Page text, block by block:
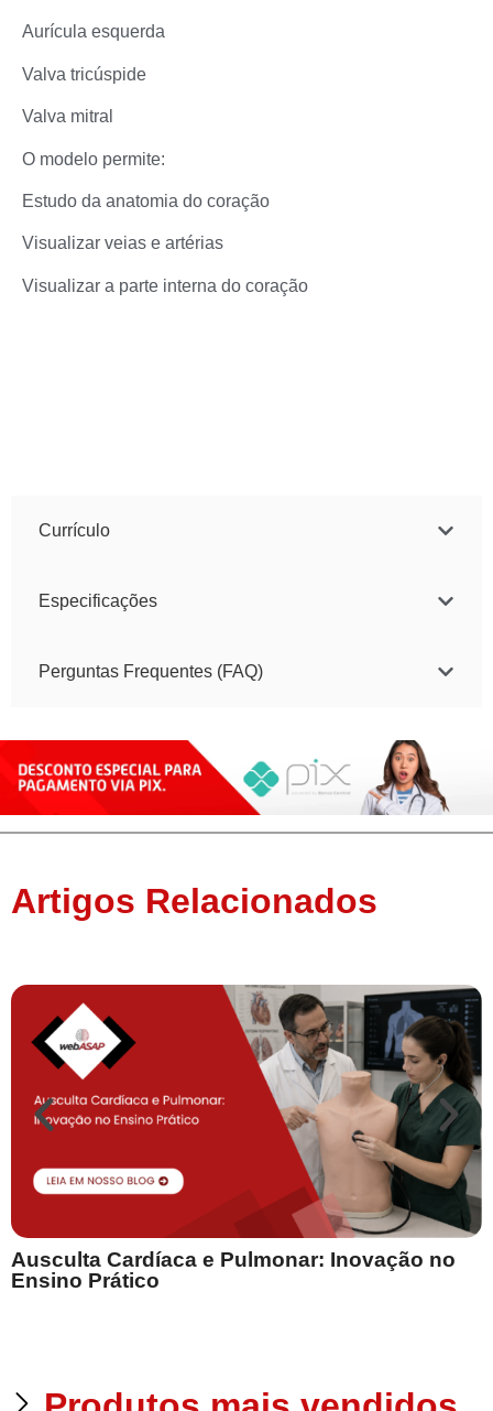
Currículo
Especificações
Perguntas Frequentes (FAQ)
Aurícula esquerda
Valva tricúspide
Valva mitral
O modelo permite:
Estudo da anatomia do coração
Visualizar veias e artérias
Visualizar a parte interna do coração
Artigos Relacionados
Ausculta Cardíaca e Pulmonar: Inovação no
Ensino Prático